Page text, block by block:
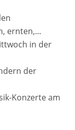
ernten,...
in der
der
Konzerte am